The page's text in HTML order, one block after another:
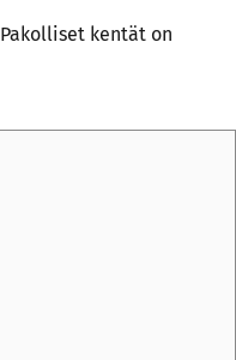
Pakolliset kentät on